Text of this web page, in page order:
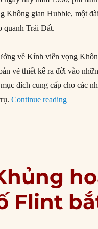
Không gian Hubble, một
quanh Trái Đất.
về Kính viễn vọng
vẽ thiết kế ra đời vào
đích cung cấp cho các
Continue reading“25/04/
Flint